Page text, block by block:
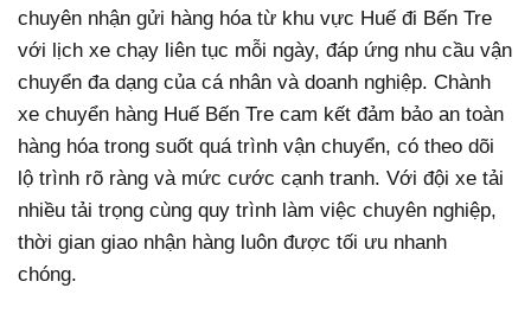
chuyên nhận gửi hàng hóa từ khu vực Huế đi Bến Tre
với lịch xe chạy liên tục mỗi ngày, đáp ứng nhu cầu vận
chuyển đa dạng của cá nhân và doanh nghiệp. Chành
xe chuyển hàng Huế Bến Tre cam kết đảm bảo an toàn
hàng hóa trong suốt quá trình vận chuyển, có theo dõi
lộ trình rõ ràng và mức cước cạnh tranh. Với đội xe tải
nhiều tải trọng cùng quy trình làm việc chuyên nghiệp,
thời gian giao nhận hàng luôn được tối ưu nhanh
chóng.